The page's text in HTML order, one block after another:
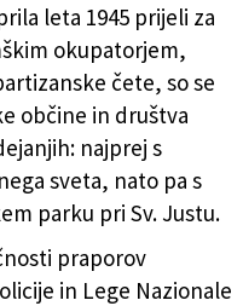
svetu
leta 1945 prijeli za
okupatorjem,
čete, so se
občine in društva
najprej s
sveta, nato pa s
parku pri Sv. Justu.
praporov
in Lege Nazionale